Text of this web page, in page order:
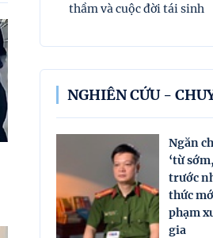
thầm và cuộc đời tái sinh
NGHIÊN CỨU -
Ngăn
‘từ
trước
thức
phạm
gia